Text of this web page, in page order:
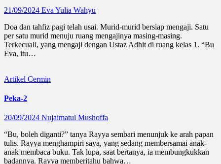
21/09/2024 Eva Yulia Wahyu
Doa dan tahfiz pagi telah usai. Murid-murid bersiap mengaji. Satu
per satu murid menuju ruang mengajinya masing-masing.
Terkecuali, yang mengaji dengan Ustaz Adhit di ruang kelas 1. “Bu
Eva, itu…
Artikel Cermin
Peka-2
20/09/2024 Nujaimatul Mushoffa
“Bu, boleh diganti?” tanya Rayya sembari menunjuk ke arah papan
tulis. Rayya menghampiri saya, yang sedang membersamai anak-
anak membaca buku. Tak lupa, saat bertanya, ia membungkukkan
badannya. Rayya memberitahu bahwa…